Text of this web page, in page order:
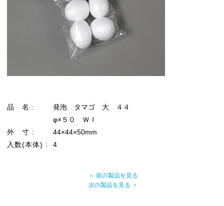
品 名 :
発泡 タマゴ 大 ４４
φ×５０ ＷＩ
外 寸 :
44×44×50mm
入数(本体) :
4
＜ 前の製品を見る
次の製品を見る ＞